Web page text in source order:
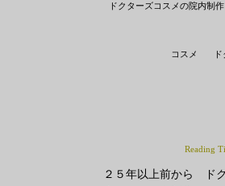
ドクターズコスメの院内制作
コスメ
Reading
２５年以上前から ド